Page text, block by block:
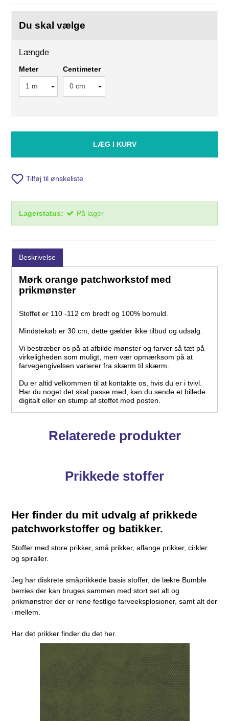
Lagerstatus: På lager
Du skal vælge
Længde
Meter Centimeter
LÆG I KURV
Tilføj til ønskeliste
Beskrivelse
Mørk orange patchworkstof med
prikmønster
Stoffet er 110 -112 cm bredt og 100% bomuld.
Mindstekøb er 30 cm, dette gælder ikke tilbud og udsalg.
Vi bestræber os på at afbilde mønster og farver så tæt på
virkeligheden som muligt, men vær opmærksom på at
farvegengivelsen varierer fra skærm til skærm.
Du er altid velkommen til at kontakte os, hvis du er i tvivl.
Har du noget det skal passe med, kan du sende et billede
digitalt eller en stump af stoffet med posten.
Relaterede produkter
Prikkede stoffer
Her finder du mit udvalg af prikkede
patchworkstoffer og batikker.
Stoffer med store prikker, små prikker, aflange prikker, cirkler
og spiraller.
Jeg har diskrete småprikkede basis stoffer, de lækre Bumble
berries der kan bruges sammen med stort set alt og
prikmønstrer der er rene festlige farveeksplosioner, samt alt der
i mellem.
Har det prikker finder du det her.